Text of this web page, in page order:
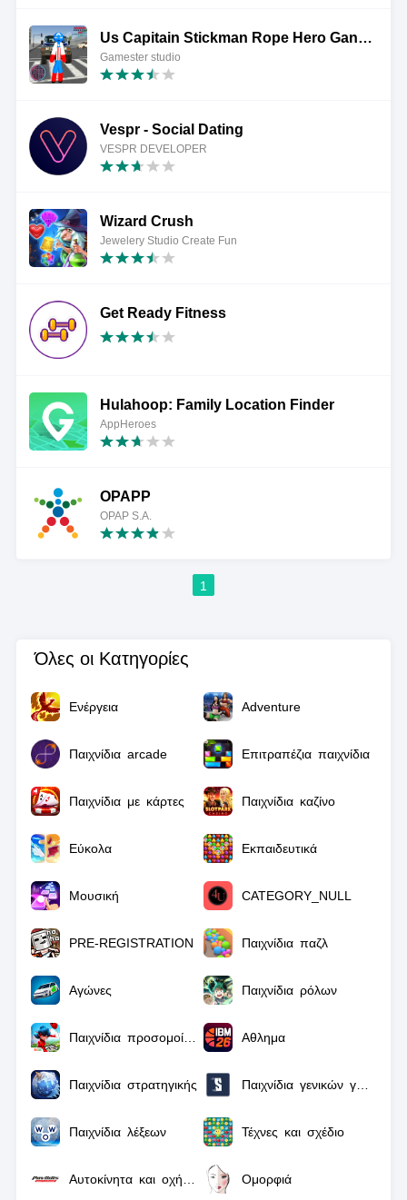
Us Capitain Stickman Rope Hero Gangstar Crime
Gamester studio
Vespr - Social Dating
VESPR DEVELOPER
Wizard Crush
Jewelery Studio Create Fun
Get Ready Fitness
Hulahoop: Family Location Finder
AppHeroes
OPAPP
OPAP S.A.
1
Όλες οι Κατηγορίες
Ενέργεια Adventure
Παιχνίδια arcade Επιτραπέζια παιχνίδια
Παιχνίδια με κάρτες Παιχνίδια καζίνο
Εύκολα Εκπαιδευτικά
Μουσική CATEGORY_NULL
PRE-REGISTRATION Παιχνίδια παζλ
Αγώνες Παιχνίδια ρόλων
Παιχνίδια προσομοίωσης Αθλημα
Παιχνίδια στρατηγικής
Παιχνίδια λέξεων Τέχνες και σχέδιο
Ομορφιά